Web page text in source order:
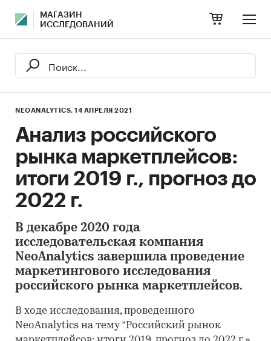
МАГАЗИН
ИССЛЕДОВАНИЙ
NEOANALYTICS, 14 АПРЕЛЯ 2021
Анализ российского
рынка маркетплейсов:
итоги 2019 г., прогноз до
2022 г.
В декабре 2020 года
исследовательская компания
NeoAnalytics завершила проведение
маркетингового исследования
российского рынка маркетплейсов.
В ходе исследования, проведенного
NeoAnalytics на тему “Российский рынок